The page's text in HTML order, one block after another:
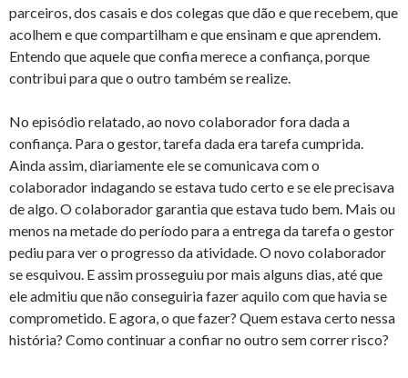
parceiros, dos casais e dos colegas que dão e que recebem, que
acolhem e que compartilham e que ensinam e que aprendem.
Entendo que aquele que confia merece a confiança, porque
contribui para que o outro também se realize.
No episódio relatado, ao novo colaborador fora dada a
confiança. Para o gestor, tarefa dada era tarefa cumprida.
Ainda assim, diariamente ele se comunicava com o
colaborador indagando se estava tudo certo e se ele precisava
de algo. O colaborador garantia que estava tudo bem. Mais ou
menos na metade do período para a entrega da tarefa o gestor
pediu para ver o progresso da atividade. O novo colaborador
se esquivou. E assim prosseguiu por mais alguns dias, até que
ele admitiu que não conseguiria fazer aquilo com que havia se
comprometido. E agora, o que fazer? Quem estava certo nessa
história? Como continuar a confiar no outro sem correr risco?